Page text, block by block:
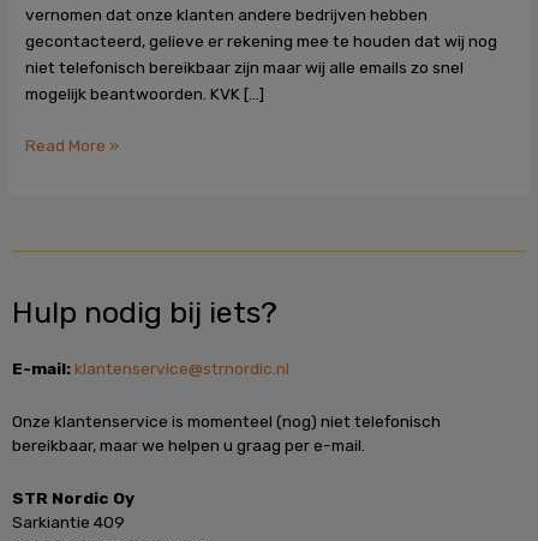
vernomen dat onze klanten andere bedrijven hebben
gecontacteerd, gelieve er rekening mee te houden dat wij nog
niet telefonisch bereikbaar zijn maar wij alle emails zo snel
mogelijk beantwoorden. KVK […]
Read More »
Hulp nodig bij iets?
E-mail:klantenservice@strnordic.nl
Onze klantenservice is momenteel (nog) niet telefonisch
bereikbaar, maar we helpen u graag per e-mail.
STR Nordic Oy
Sarkiantie 409